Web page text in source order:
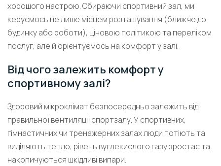
хорошого настрою. Обираючи спортивний зал, ми
керуємось не лише місцем розташування (ближче до
будинку або роботи), ціновою політикою та переліком
послуг, але й орієнтуємось на комфорт у залі.
Від чого залежить комфорт у
спортивному залі?
Здоровий мікроклімат безпосередньо залежить від
правильної вентиляції спортзалу. У спортивних,
гімнастичних чи тренажерних залах люди потіють та
виділяють тепло, рівень вуглекислого газу зростає та
накопичуються шкідливі випари.